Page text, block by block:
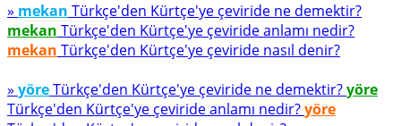
» mekan Türkçe'den Kürtçe'ye çeviride ne demektir?
mekan Türkçe'den Kürtçe'ye çeviride anlamı nedir?
mekan Türkçe'den Kürtçe'ye çeviride nasıl denir?
» yöreTürkçe'den Kürtçe'ye çeviride ne demektir?yöre
Türkçe'den Kürtçe'ye çeviride anlamı nedir?yöre